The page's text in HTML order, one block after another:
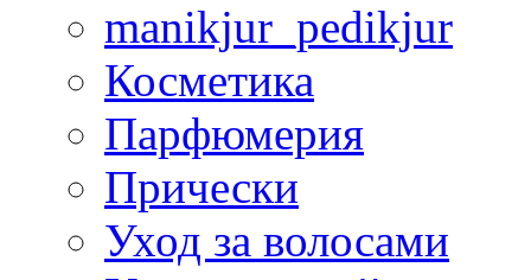
manikjur_pedikjur
Косметика
Парфюмерия
Прически
Уход за волосами